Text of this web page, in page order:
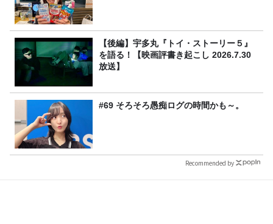
【後編】宇多丸『トイ・ストーリー５』
を語る！【映画評書き起こし 2026.7.30
放送】
#69 そろそろ愚痴ログの時間かも～。
Recommended by